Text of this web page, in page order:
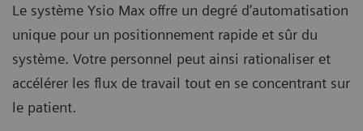
Le système Ysio Max offre un degré d’automatisation
unique pour un positionnement rapide et sûr du
système. Votre personnel peut ainsi rationaliser et
accélérer les flux de travail tout en se concentrant sur
le patient.